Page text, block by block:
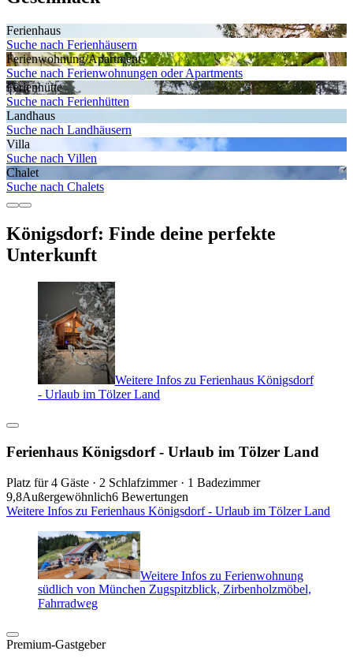
Ferienhaus
Suche nach Ferienhäusern
Ferienwohnung/Apartment
Suche nach Ferienwohnungen oder Apartments
Ferienhütte
Suche nach Ferienhütten
Landhaus
Suche nach Landhäusern
Villa
Suche nach Villen
Chalet
Suche nach Chalets
Königsdorf: Finde deine perfekte
Unterkunft
Weitere Infos zu Ferienhaus Königsdorf
- Urlaub im Tölzer Land
Ferienhaus Königsdorf - Urlaub im Tölzer Land
Platz für 4 Gäste · 2 Schlafzimmer · 1 Badezimmer
9,8Außergewöhnlich6 Bewertungen
Weitere Infos zu Ferienhaus Königsdorf - Urlaub im Tölzer Land
Weitere Infos zu Ferienwohnung
südlich von München Zugspitzblick, Zirbenholzmöbel,
Fahrradweg
Premium-Gastgeber